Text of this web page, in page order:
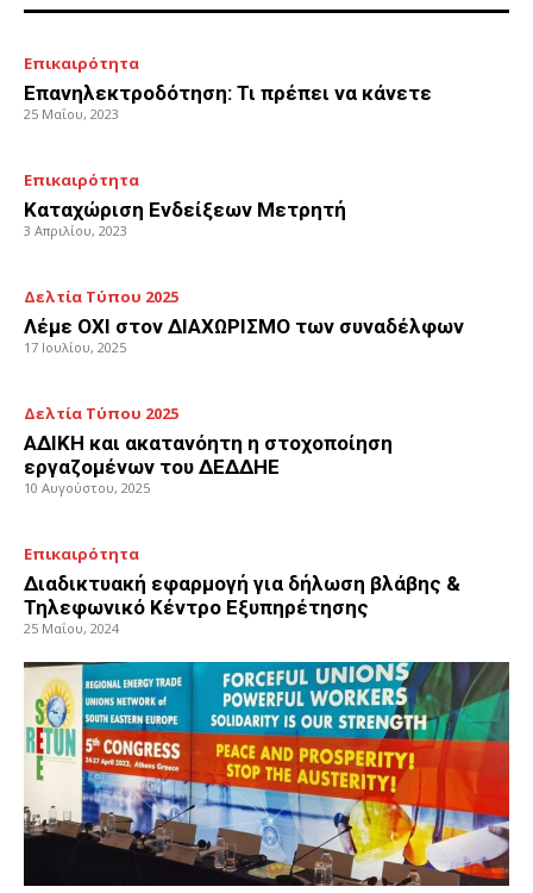
Επικαιρότητα
Επανηλεκτροδότηση: Τι πρέπει να κάνετε
25 Μαΐου, 2023
Επικαιρότητα
Καταχώριση Ενδείξεων Μετρητή
3 Απριλίου, 2023
Δελτία Τύπου 2025
Λέμε ΟΧΙ στον ΔΙΑΧΩΡΙΣΜΟ των συναδέλφων
17 Ιουλίου, 2025
Δελτία Τύπου 2025
ΑΔΙΚΗ και ακατανόητη η στοχοποίηση
εργαζομένων του ΔΕΔΔΗΕ
10 Αυγούστου, 2025
Επικαιρότητα
Διαδικτυακή εφαρμογή για δήλωση βλάβης &
Τηλεφωνικό Κέντρο Εξυπηρέτησης
25 Μαΐου, 2024